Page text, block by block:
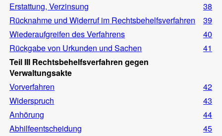
Erstattung, Verzinsung
38
Rücknahme und Widerruf im Rechtsbehelfsverfahren
39
Wiederaufgreifen des Verfahrens
40
Rückgabe von Urkunden und Sachen
41
Teil III Rechtsbehelfsverfahren gegen
Verwaltungsakte
Vorverfahren
42
Widerspruch
43
Anhörung
44
Abhilfeentscheidung
45